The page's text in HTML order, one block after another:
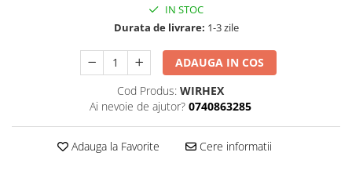
IN STOC
Durata de livrare: 1-3 zile
ADAUGA IN COS
Cod Produs: WIRHEX
Ai nevoie de ajutor? 0740863285
Adauga la Favorite Cere informatii